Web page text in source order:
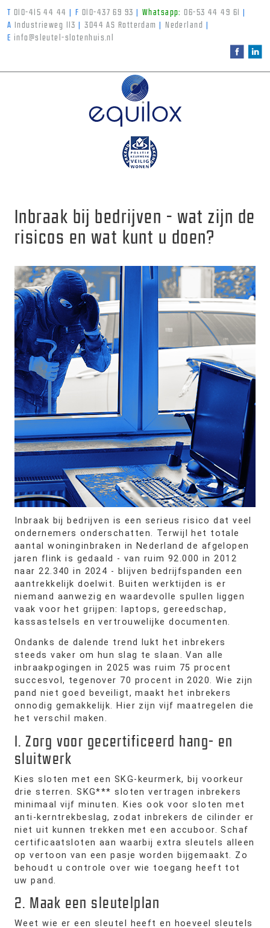
010-415 44 44 F 010-437 69 93 Whatsapp: 06-53 44 49 61
A
Industrieweg 113 3044 AS Rotterdam Nederland
E info@sleutel-slotenhuis.nl
Inbraak bij bedrijven - wat zijn de
risicos en wat kunt u doen?
Inbraak bij bedrijven is een serieus risico dat veel
ondernemers onderschatten. Terwijl het totale
aantal woninginbraken in Nederland de afgelopen
jaren flink is gedaald - van ruim 92.000 in 2012
naar 22.340 in 2024 - blijven bedrijfspanden een
aantrekkelijk doelwit. Buiten werktijden is er
niemand aanwezig en waardevolle spullen liggen
vaak voor het grijpen: laptops, gereedschap,
kassastelsels en vertrouwelijke documenten.
Ondanks de dalende trend lukt het inbrekers
steeds vaker om hun slag te slaan. Van alle
inbraakpogingen in 2025 was ruim 75 procent
succesvol, tegenover 70 procent in 2020. Wie zijn
pand niet goed beveiligt, maakt het inbrekers
onnodig gemakkelijk. Hier zijn vijf maatregelen die
het verschil maken.
1. Zorg voor gecertificeerd hang- en
sluitwerk
Kies sloten met een SKG-keurmerk, bij voorkeur
drie sterren. SKG*** sloten vertragen inbrekers
minimaal vijf minuten. Kies ook voor sloten met
anti-kerntrekbeslag, zodat inbrekers de cilinder er
niet uit kunnen trekken met een accuboor. Schaf
certificaatsloten aan waarbij extra sleutels alleen
op vertoon van een pasje worden bijgemaakt. Zo
behoudt u controle over wie toegang heeft tot
uw pand.
2. Maak een sleutelplan
Weet wie er een sleutel heeft en hoeveel sleutels